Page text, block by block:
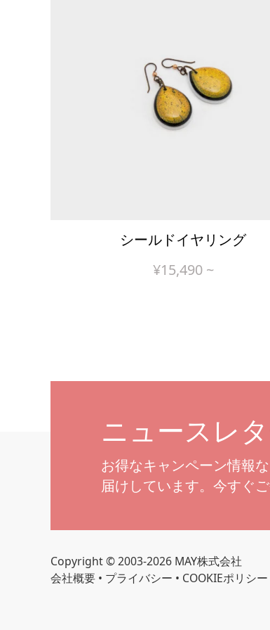
シールドイヤリング
¥15,490~
ニュースレ
お得なキャンペーン情報
届けしています。今すぐ
Copyright © 2003-2026 MAY株式会社
会社概要 • プライバシー • COOKIEポリシー